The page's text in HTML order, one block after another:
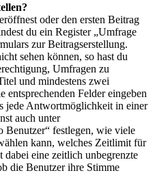
oder den ersten Beitrag
du ein Register „Umfrage
zur Beitragserstellung.
sehen können, so hast du
Umfragen zu
und mindestens zwei
Felder eingeben
jede Antwortmöglichkeit in einer
auch unter
Benutzer“ festlegen, wie viele
kann, welches Zeitlimit für
eine zeitlich unbegrenzte
die Benutzer ihre Stimme